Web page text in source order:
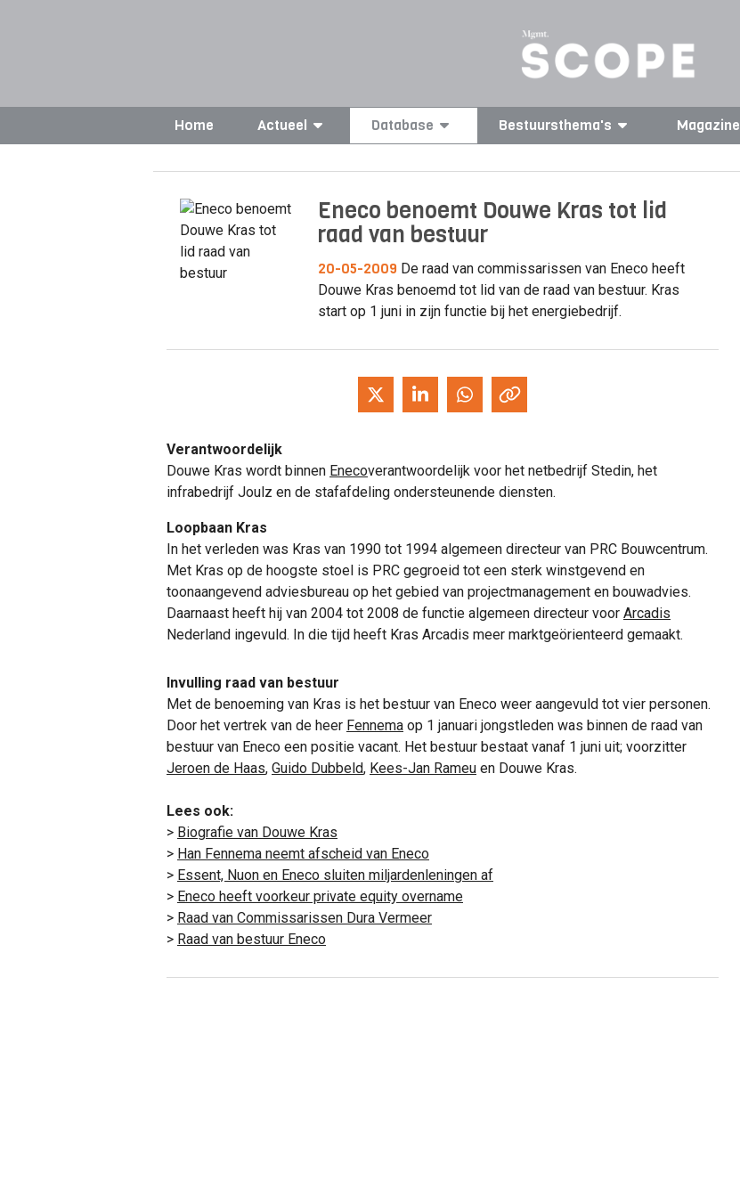
Home Actueel Database Bestuursthema's Magazine
Eneco benoemt Douwe Kras tot lid
raad van bestuur
20-05-2009 De raad van commissarissen van Eneco heeft
Douwe Kras benoemd tot lid van de raad van bestuur. Kras
start op 1 juni in zijn functie bij het energiebedrijf.
Verantwoordelijk
Douwe Kras wordt binnen Enecoverantwoordelijk voor het netbedrijf Stedin, het
infrabedrijf Joulz en de stafafdeling ondersteunende diensten.
Loopbaan Kras
In het verleden was Kras van 1990 tot 1994 algemeen directeur van PRC Bouwcentrum.
Met Kras op de hoogste stoel is PRC gegroeid tot een sterk winstgevend en
toonaangevend adviesbureau op het gebied van projectmanagement en bouwadvies.
Daarnaast heeft hij van 2004 tot 2008 de functie algemeen directeur voor Arcadis
Nederland ingevuld. In die tijd heeft Kras Arcadis meer marktgeörienteerd gemaakt.
Invulling raad van bestuur
Met de benoeming van Kras is het bestuur van Eneco weer aangevuld tot vier personen.
Door het vertrek van de heer Fennema op 1 januari jongstleden was binnen de raad van
bestuur van Eneco een positie vacant. Het bestuur bestaat vanaf 1 juni uit; voorzitter
Jeroen de Haas, Guido Dubbeld, Kees-Jan Rameu en Douwe Kras.
Lees ook:
> Biografie van Douwe Kras
> Han Fennema neemt afscheid van Eneco
> Essent, Nuon en Eneco sluiten miljardenleningen af
> Eneco heeft voorkeur private equity overname
> Raad van Commissarissen Dura Vermeer
> Raad van bestuur Eneco